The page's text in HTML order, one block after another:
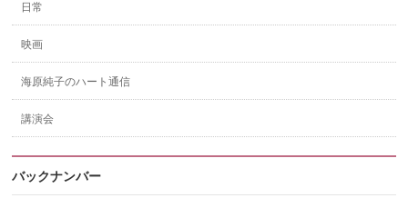
日常
映画
海原純子のハート通信
講演会
バックナンバー